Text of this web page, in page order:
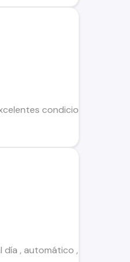
condiciones
día , automático , sunroof